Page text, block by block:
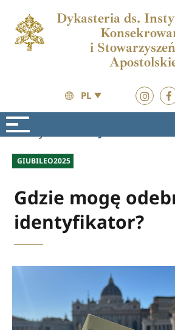
Dykasteria ds.
i
PL
Wydarzenia
GIUBILEO2025
Gdzie mogę
identyfikator?